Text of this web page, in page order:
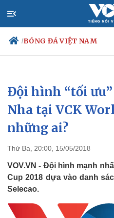
/BÓNG ĐÁ VIỆT NAM
Chính trị
Đảng
Tổ chức nhân sự
Quốc hội
Nhận diện sự thật
Đội hình “tối ưu”
Nha tại VCK
những ai?
Thứ Ba, 20:00, 15/05/2018
VOV.VN - Đội hình mạnh
Cup 2018 dựa vào danh
Selecao.